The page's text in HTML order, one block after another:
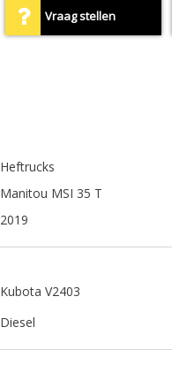
Vraag stellen
Heftrucks
Manitou MSI 35 T
2019
Kubota V2403
Diesel